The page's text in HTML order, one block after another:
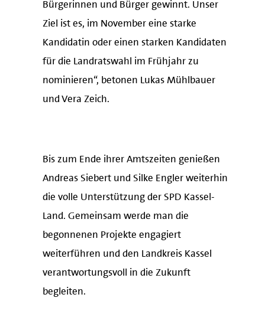
Bürgerinnen und Bürger gewinnt. Unser
Ziel ist es, im November eine starke
Kandidatin oder einen starken Kandidaten
für die Landratswahl im Frühjahr zu
nominieren“, betonen Lukas Mühlbauer
und Vera Zeich.
Bis zum Ende ihrer Amtszeiten genießen
Andreas Siebert und Silke Engler weiterhin
die volle Unterstützung der SPD Kassel-
Land. Gemeinsam werde man die
begonnenen Projekte engagiert
weiterführen und den Landkreis Kassel
verantwortungsvoll in die Zukunft
begleiten.